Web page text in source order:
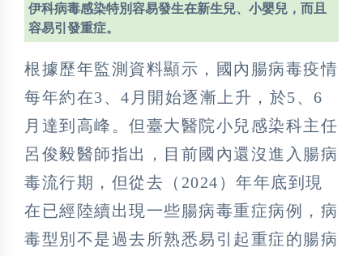
伊科病毒感染特別容易發生在新生兒、小嬰兒，而且
容易引發重症。
根據歷年監測資料顯示，國內腸病毒疫情
每年約在3、4月開始逐漸上升，於5、6
月達到高峰。但臺大醫院小兒感染科主任
呂俊毅醫師指出，目前國內還沒進入腸病
毒流行期，但從去（2024）年年底到現
在已經陸續出現一些腸病毒重症病例，病
毒型別不是過去所熟悉易引起重症的腸病